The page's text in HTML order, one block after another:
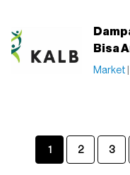
Bisa
Market
1 2 3